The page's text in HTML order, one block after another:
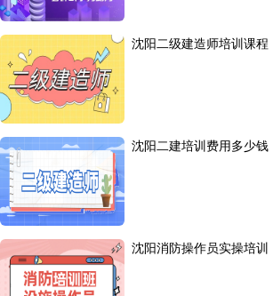
沈阳二级建造师培训课程
沈阳二建培训费用多少钱
沈阳消防操作员实操培训